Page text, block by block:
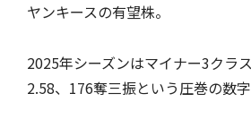
ヤンキースの有望株。
2025年シーズンはマイナー3クラ
2.58、176奪三振という圧巻の数字